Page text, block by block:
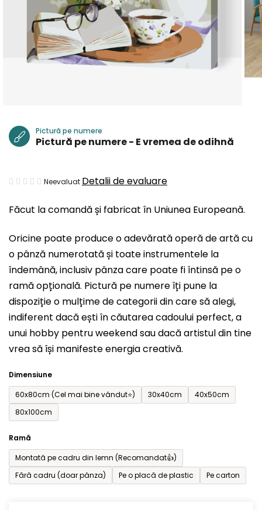
Făcut la comandă și fabricat în Uniunea Europeană.
Oricine poate produce o adevărată operă de artă cu
o pânză numerotată și toate instrumentele la
îndemână, inclusiv pânza care poate fi întinsă pe o
ramă opțională. Pictură pe numere îți pune la
dispoziție o mulțime de categorii din care să alegi,
indiferent dacă ești în căutarea cadoului perfect, a
unui hobby pentru weekend sau dacă artistul din tine
vrea să își manifeste energia creativă.
Dimensiune
60x80cm (Cel mai bine vândut⭐)
30x40cm
40x50cm
80x100cm
Ramă
Montată pe cadru din lemn (Recomandat👍)
Fără cadru (doar pânza)
Pe o placă de plastic Pe carton
Pictură pe numere
Pictură pe numere - E vremea de odihnă
Evaluarea
a
este
0,0
din
5
stele.
Neevaluat Detalii de evaluare